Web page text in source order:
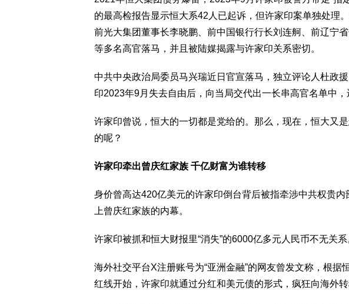
的最高检报告显示恒大系42人已起诉，但许家印案单独处理
前光大集团董事长李晓鹏、前中国银行行长刘连舸、前辽宁
等多名高官落马，并且被陆媒揭露与许家印关系密切。
中共中央政治局委员马兴瑞近日官宣落马，独立评论人杜政
印2023年9月失去自由后，向当局交代出一长串高官名单中，
许家印曾说，恒大的一切都是党给的。那么，现在，恒大又
的呢？
许家印牵出曾庆红家族 千亿财富为谁转移
身价曾高达420亿美元的许家印倒台背后被指牵涉中共权贵
上曾庆红家族的内幕。
许家印被抓和恒大财报里“消失”的6000亿多元人民币不无关
海外社交平台X注册账号为“亚洲金融”的网友曾发文称，根据
红线开始，许家印就通过分红和美元债的形式，疯狂向海外转